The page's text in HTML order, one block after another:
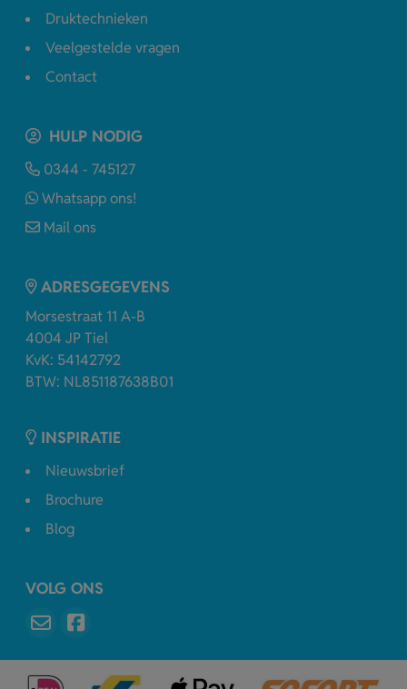
Druktechnieken
Veelgestelde vragen
Contact
HULP NODIG
0344 - 745127
Whatsapp ons!
Mail ons
ADRESGEGEVENS
Morsestraat 11 A-B
4004 JP Tiel
KvK: 54142792
BTW: NL851187638B01
INSPIRATIE
Nieuwsbrief
Brochure
Blog
VOLG ONS